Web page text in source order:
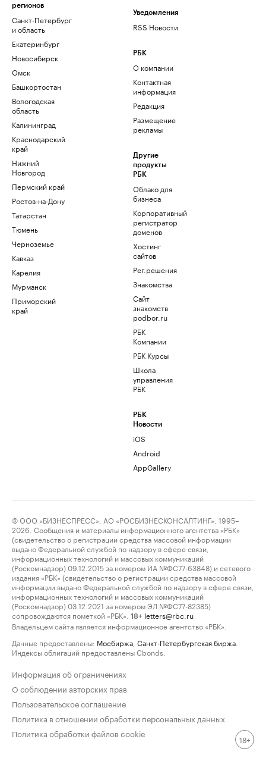
регионов
Санкт-Петербург
и область
Екатеринбург
Новосибирск
Омск
Башкортостан
Вологодская
область
Калининград
Краснодарский
край
Нижний
Новгород
Пермский край
Ростов-на-Дону
Татарстан
Тюмень
Черноземье
Кавказ
Карелия
Мурманск
Приморский
край
Уведомления
RSS Новости
РБК
О компании
Контактная
информация
Редакция
Размещение
рекламы
Другие
продукты
РБК
Облако для
бизнеса
Корпоративный
регистратор
доменов
Хостинг
сайтов
Рег.решения
Знакомства
Сайт
знакомств
podbor.ru
РБК
Компании
РБК Курсы
Школа
управления
РБК
РБК
Новости
iOS
Android
AppGallery
© ООО «БИЗНЕСПРЕСС», АО «РОСБИЗНЕСКОНСАЛТИНГ», 1995–
2026. Сообщения и материалы информационного агентства «РБК»
(свидетельство о регистрации средства массовой информации
выдано Федеральной службой по надзору в сфере связи,
информационных технологий и массовых коммуникаций
(Роскомнадзор) 09.12.2015 за номером ИА №ФС77-63848) и сетевого
издания «РБК» (свидетельство о регистрации средства массовой
информации выдано Федеральной службой по надзору в сфере связи,
информационных технологий и массовых коммуникаций
(Роскомнадзор) 03.12.2021 за номером ЭЛ №ФС77-82385)
сопровождаются пометкой «РБК».
18+ letters@rbc.ru
Владельцем сайта является информационное агентство «РБК».
Данные предоставлены: Мосбиржа Санкт-Петербургская биржа
Индексы облигаций предоставлены Cbonds.
Информация об ограничениях
О соблюдении авторских прав
Пользовательское соглашение
Политика в отношении обработки персональных данных
Политика обработки файлов cookie
18+